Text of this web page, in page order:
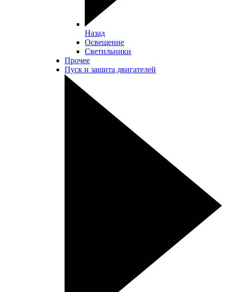
Назад
Освещение
Светильники
Прочее
Пуск и защита двигателей